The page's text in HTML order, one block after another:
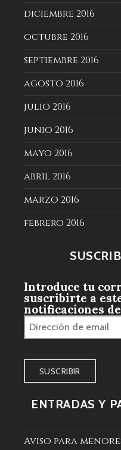
diciembre 2016
octubre 2016
septiembre 2016
agosto 2016
julio 2016
junio 2016
mayo 2016
abril 2016
marzo 2016
febrero 2016
Introduce tu
suscribirte a
notificaciones
Dirección
de
email
ENTRADAS Y
Aviso para